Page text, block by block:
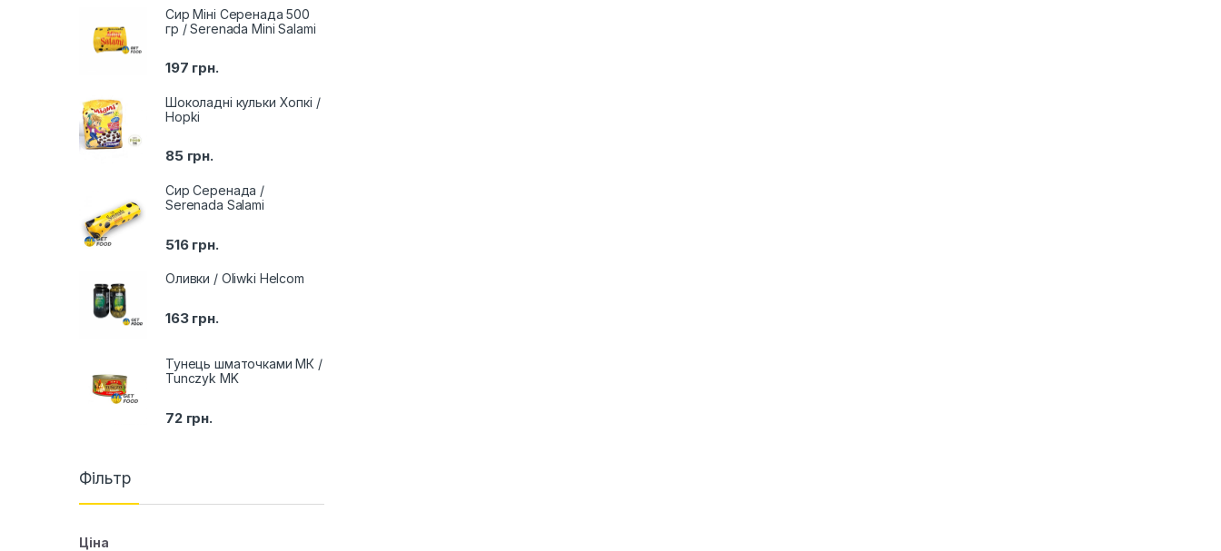
Сир Міні Серенада 500
гр / Serenada Mini Salami
197 грн.
Шоколадні кульки Хопкі /
Hopki
85 грн.
Сир Серенада /
Serenada Salami
516 грн.
Оливки / Oliwki Helcom
163 грн.
Тунець шматочками МК /
Tunczyk MK
72 грн.
Фільтр
Ціна